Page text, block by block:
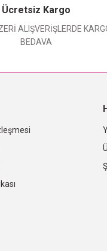
Ücretsiz Kargo
ALIŞVERİŞLERDE
BEDAVA